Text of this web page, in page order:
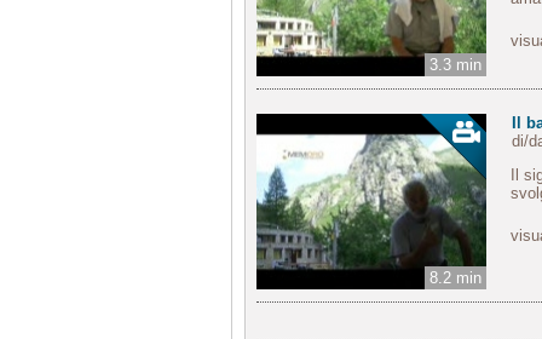
3.3 min
8.2 min
Il
di/
Il